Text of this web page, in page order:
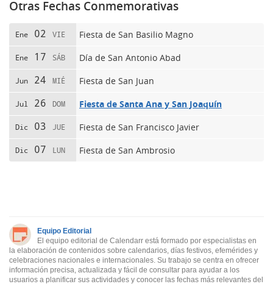
Otras Fechas Conmemorativas
Ene 02 VIE Fiesta de San Basilio Magno
Ene 17 SÁB Día de San Antonio Abad
Jun 24 MIÉ Fiesta de San Juan
Jul 26 DOM Fiesta de Santa Ana y San Joaquín
Dic 03 JUE Fiesta de San Francisco Javier
Dic 07 LUN Fiesta de San Ambrosio
Equipo Editorial
El equipo editorial de Calendarr está formado por especialistas en
la elaboración de contenidos sobre calendarios, días festivos, efemérides y
celebraciones nacionales e internacionales. Su trabajo se centra en ofrecer
información precisa, actualizada y fácil de consultar para ayudar a los
usuarios a planificar sus actividades y conocer las fechas más relevantes del